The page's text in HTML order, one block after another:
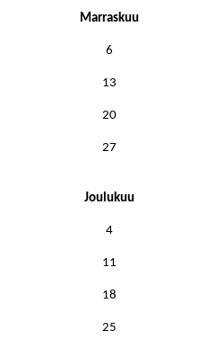
Marraskuu
6
13
20
27
Joulukuu
4
11
18
25